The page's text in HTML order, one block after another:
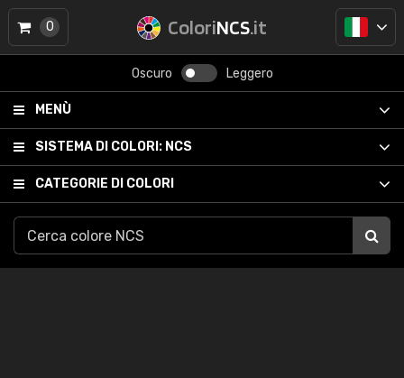
ColoriNCS.it
Oscuro Leggero
MENÙ
SISTEMA DI COLORI: NCS
CATEGORIE DI COLORI
0